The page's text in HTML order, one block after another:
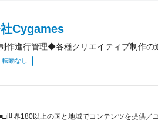
Cygames
制作進行管理◆各種クリエイティブ制作
転勤なし
世界180以上の国と地域でコンテンツを提供／